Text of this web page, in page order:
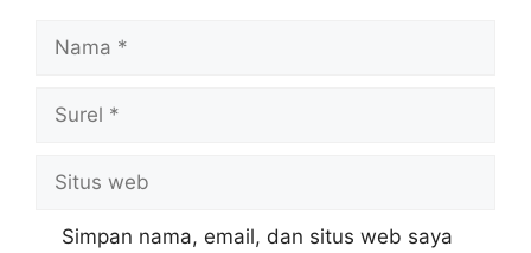
Nama
Surel
Situs
web
Simpan nama, email, dan situs web saya